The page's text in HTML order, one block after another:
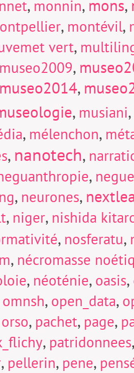
, monnin, mons,
, montévil,
vert,
museo2009,
museo2014,
, musiani,
, mélenchon,
, nanotech,
,
, neurones,
, niger, nishida
, nosferatu,
, nécromasse
, néoténie, oasis,
omnsh, open_data,
orso, pachet, page,
, patridonnees
, pellerin, pene,